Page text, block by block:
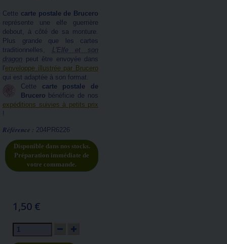
Cette carte postale de Brucero
représente une elfe guerrière
debout, à côté de sa monture.
Plus grande que les cartes
traditionnelles, L'Elfe et son
dragon peut être envoyée dans
l'enveloppe illustrée par Brucero
qui est adaptée à son format.
Cette carte postale de
Brucero bénéficie de nos
expéditions suivies à petits prix
!
Référence : 204PR6226
Disponible dans nos stocks.
Préparation immédiate de
votre commande.
1,50 €